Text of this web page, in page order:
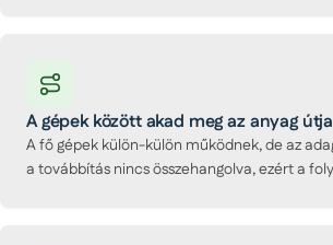
A gépek között akad meg az anyag útja
A fő gépek külön-külön működnek, de az
a továbbítás nincs összehangolva, ezért a